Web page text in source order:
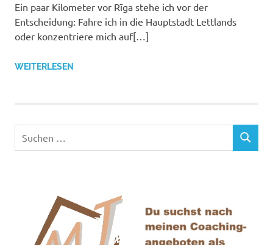
Ein paar Kilometer vor Rīga stehe ich vor der
Entscheidung: Fahre ich in die Hauptstadt Lettlands
oder konzentriere mich auf[…]
WEITERLESEN
Suchen
SUCHEN